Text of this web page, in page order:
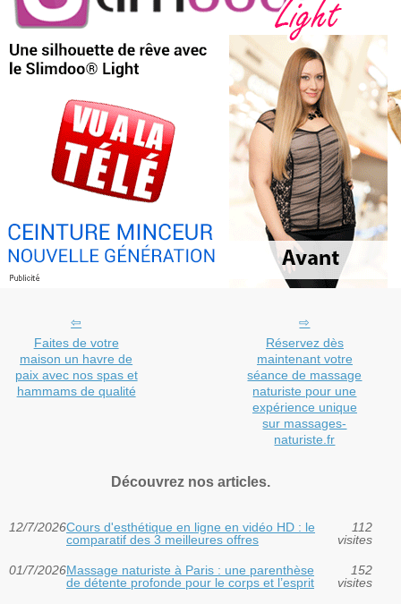
Faites de votre
maison un havre de
paix avec nos spas et
hammams de qualité
Réservez dès
maintenant votre
séance de massage
naturiste pour une
expérience unique
sur massages-
naturiste.fr
Découvrez nos articles.
12/7/2026Cours d'esthétique en ligne en vidéo HD : le
comparatif des 3 meilleures offres
112
visites
01/7/2026Massage naturiste à Paris : une parenthèse
de détente profonde pour le corps et l’esprit
152
visites